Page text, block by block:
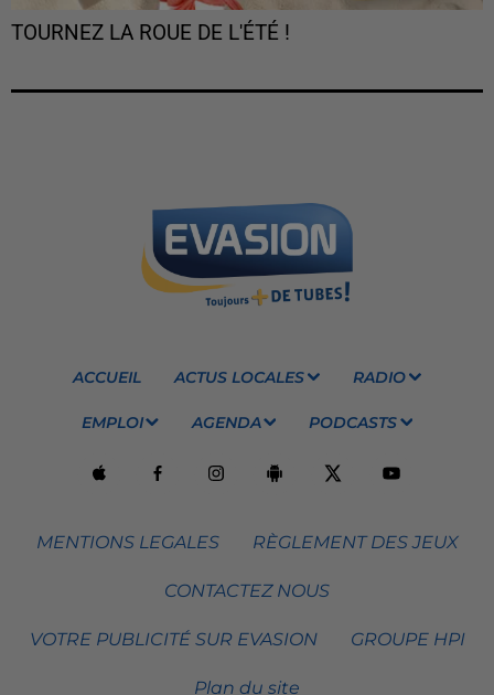
TOURNEZ LA ROUE DE L'ÉTÉ !
ACCUEIL ACTUS LOCALES RADIO
EMPLOI AGENDA PODCASTS
MENTIONS LEGALES RÈGLEMENT DES JEUX
CONTACTEZ NOUS
VOTRE PUBLICITÉ SUR EVASION GROUPE HPI
Plan du site